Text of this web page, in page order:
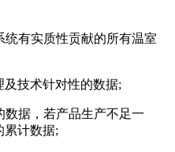
统有实质性贡献的所有温室
技术针对性的数据;
数据，若产品生产不足一
累计数据;